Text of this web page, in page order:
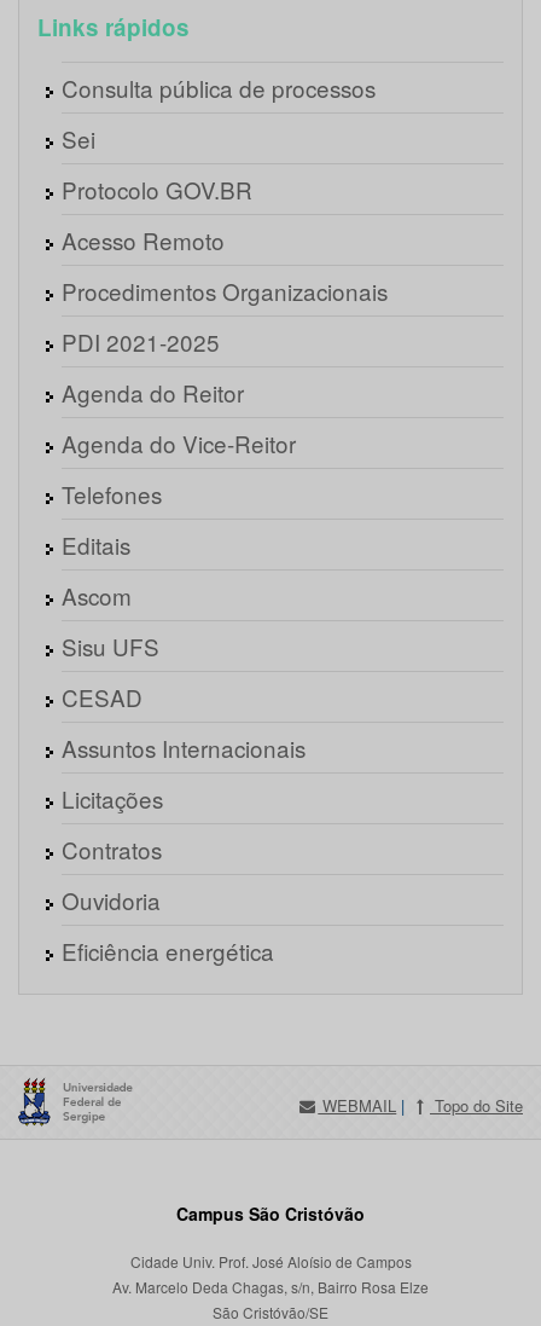
Links rápidos
Consulta pública de processos
Sei
Protocolo GOV.BR
Acesso Remoto
Procedimentos Organizacionais
PDI 2021-2025
Agenda do Reitor
Agenda do Vice-Reitor
Telefones
Editais
Ascom
Sisu UFS
CESAD
Assuntos Internacionais
Licitações
Contratos
Ouvidoria
Eficiência energética
WEBMAIL | Topo do Site
Campus São Cristóvão
Cidade Univ. Prof. José Aloísio de Campos
Av. Marcelo Deda Chagas, s/n, Bairro Rosa Elze
São Cristóvão/SE